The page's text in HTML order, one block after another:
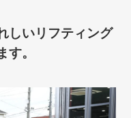
しいリフティング
す。